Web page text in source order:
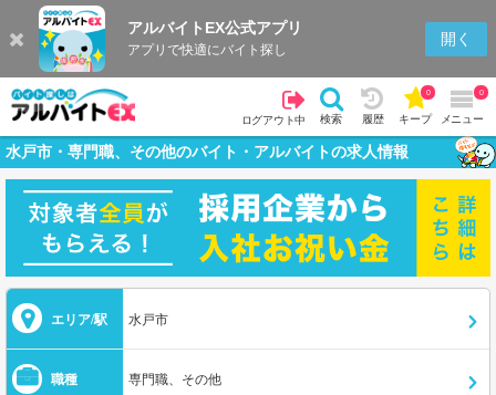
アルバイトEX公式アプリ
アプリで快適にバイト探し
開く
ログアウト中 検索 履歴 キープ
0
メニュー
0
水戸市・専門職、その他のバイト・アルバイトの求人情報
エリア/駅 水戸市
職種 専門職、その他